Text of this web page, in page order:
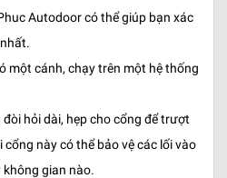
Autodoor có thể giúp bạn xác
một cánh, chạy trên một hệ thống
hỏi dài, hẹp cho cổng để trượt
này có thể bảo vệ các lối vào
không gian nào.